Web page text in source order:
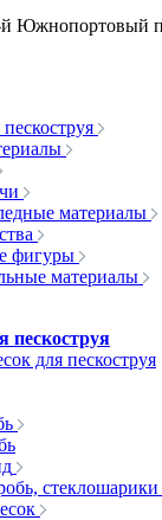
Южнопортовый
материалы
фигуры
материалы
пескоструя
для пескоструя
стеклошарики